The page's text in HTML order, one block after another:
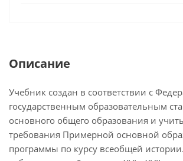
Описание
Учебник создан в соответствии с
государственным образовательным
основного общего образования и
требования Примерной основной
программы по курсу всеобщей